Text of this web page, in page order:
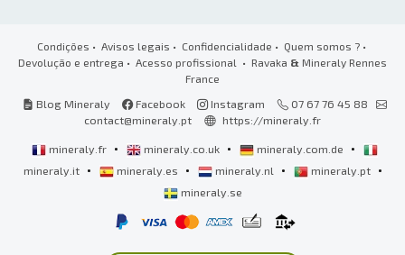
Condições • Avisos legais • Confidencialidade • Quem somos ?•
Devolução e entrega • Acesso profissional • Ravaka & Mineraly Rennes
France
Blog Mineraly
Facebook Instagram
07 67 76 45 88
contact@mineraly.pt
https://mineraly.fr
mineraly.fr • mineraly.co.uk • mineraly.com.de •
mineraly.it • mineraly.es • mineraly.nl • mineraly.pt •
mineraly.se